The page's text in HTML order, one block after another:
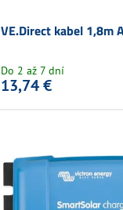
VE.Direct kabel 1,8m
Do 2 až 7 dní
13,74 €